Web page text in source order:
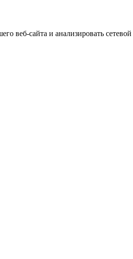
веб-сайта и анализировать